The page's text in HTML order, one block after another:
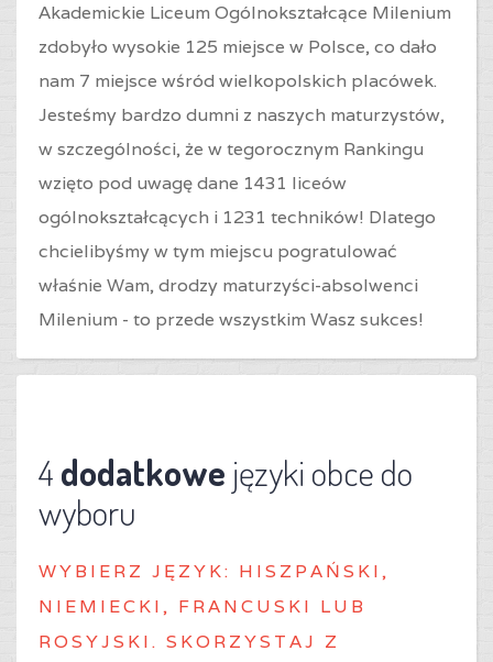
Akademickie Liceum Ogólnokształcące Milenium
zdobyło wysokie 125 miejsce w Polsce, co dało
nam 7 miejsce wśród wielkopolskich placówek.
Jesteśmy bardzo dumni z naszych maturzystów,
w szczególności, że w tegorocznym Rankingu
wzięto pod uwagę dane 1431 liceów
ogólnokształcących i 1231 techników! Dlatego
chcielibyśmy w tym miejscu pogratulować
właśnie Wam, drodzy maturzyści-absolwenci
Milenium - to przede wszystkim Wasz sukces!
4dodatkowe języki obce do
wyboru
WYBIERZ J ĘZYK: HISZPAŃSKI,
NIEMIECKI, FRANCUSKI LUB
ROSYJSKI. SKORZYSTAJ Z